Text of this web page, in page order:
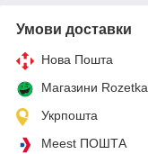
Умови доставки
Нова Пошта
Магазини Rozetka
Укрпошта
Meest ПОШТА